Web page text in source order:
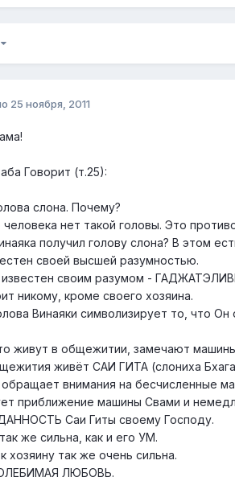
25 ноября, 2011
Говорит (т.25):
слона. Почему?
нет такой головы. Это
получил голову слона? В этом
своей высшей разумностью.
своим разумом -
никому, кроме своего хозяина.
Винаяки символизирует то, что
живут в общежитии, замечают
живёт САИ ГИТА (слониха
обращает внимания на бесчисленные
приближение машины Свами и
Саи Гиты своему Господу.
же сильна, как и его УМ.
хозяину так же очень сильна.
ЛЮБОВЬ.